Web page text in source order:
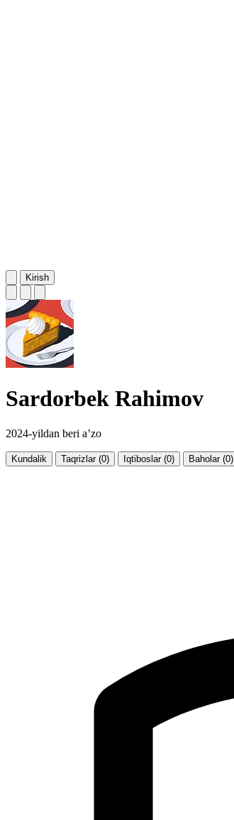
Kirish
Sardorbek Rahimov
2024-yildan beri a’zo
Kundalik Taqrizlar (0) Iqtiboslar (0) Baholar (0)